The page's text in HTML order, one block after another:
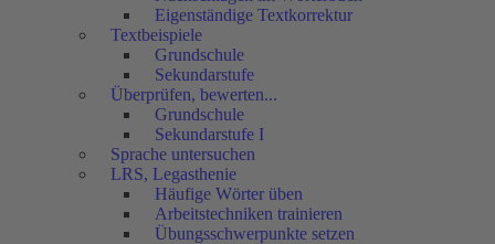
Eigenständige Textkorrektur
Textbeispiele
Grundschule
Sekundarstufe
Überprüfen, bewerten...
Grundschule
Sekundarstufe I
Sprache untersuchen
LRS, Legasthenie
Häufige Wörter üben
Arbeitstechniken trainieren
Übungsschwerpunkte setzen